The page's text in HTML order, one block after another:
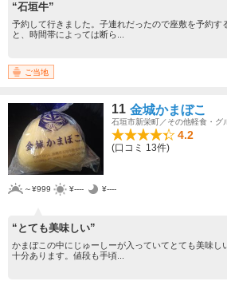
“石垣牛”
予約して行きました。子連れだったので座敷を予約す
と、時間帯によっては断ら...
ご当地
11 金城かまぼこ
石垣市新栄町／その他軽食・グ
4.2
(口コミ 13件)
～¥999 ¥---- ¥----
“とても美味しい”
かまぼこの中にじゅーしーが入っていてとても美味し
十分あります。値段も手頃...